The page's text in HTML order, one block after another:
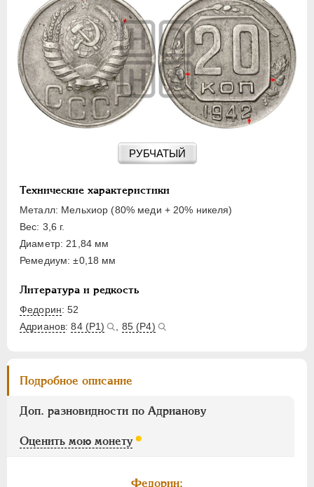
РУБЧАТЫЙ
Технические характеристики
Металл: Мельхиор (80% меди + 20% никеля)
Вес: 3,6 г.
Диаметр: 21,84 мм
Ремедиум: ±0,18 мм
Литература и редкость
Федорин: 52
Адрианов:84 (Р1) 85 (Р4)
Подробное описание
Доп. разновидности по Адрианову
Оценить мою монету
Федорин:
10 КОПЕЕК
15 КОПЕЕК
20 КОПЕЕК
50 КОПЕЕК
ПОЛТИННИК
1 РУБЛЬ
10 РУБЛЕЙ
ЧЕРВОНЕЦ